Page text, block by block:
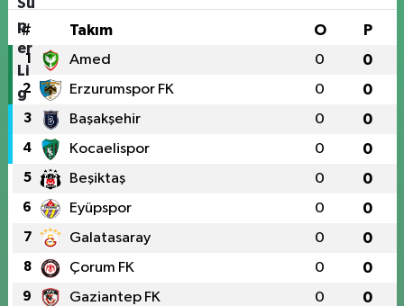
# Takım O P
1 Amed 0 0
2 Erzurumspor FK 0 0
3 Başakşehir 0 0
4 Kocaelispor 0 0
5 Beşiktaş 0 0
6 Eyüpspor 0 0
7 Galatasaray 0 0
8 Çorum FK 0 0
9 Gaziantep FK 0 0